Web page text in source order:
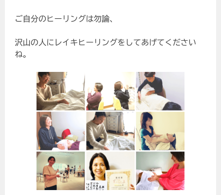
ご自分のヒーリングは勿論、
沢山の人にレイキヒーリングをしてあげてください
ね。